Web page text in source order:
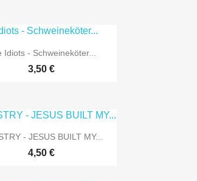
 Vorschau
Idiots - Schweineköter...
3,50 €
 Vorschau
- JESUS BUILT MY...
4,50 €